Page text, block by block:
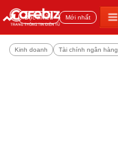
Đọc nhiều Mới nhất
Kinh doanh Tài chính ngân hàng